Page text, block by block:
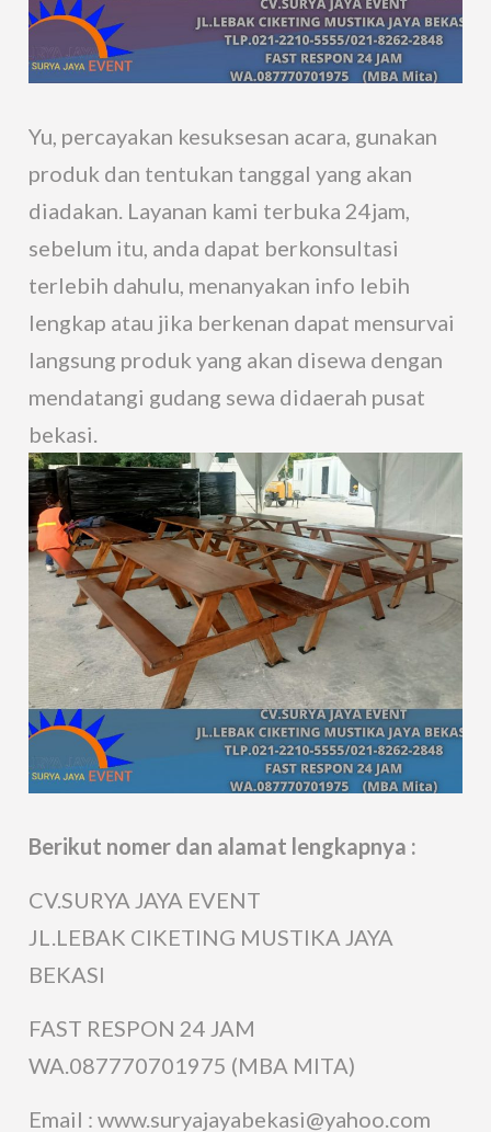
Yu, percayakan kesuksesan acara, gunakan
produk dan tentukan tanggal yang akan
diadakan. Layanan kami terbuka 24jam,
sebelum itu, anda dapat berkonsultasi
terlebih dahulu, menanyakan info lebih
lengkap atau jika berkenan dapat mensurvai
langsung produk yang akan disewa dengan
mendatangi gudang sewa didaerah pusat
bekasi.
Berikut nomer dan alamat lengkapnya :
CV.SURYA JAYA EVENT
JL.LEBAK CIKETING MUSTIKA JAYA
BEKASI
FAST RESPON 24 JAM
WA.087770701975 (MBA MITA)
Email : www.suryajayabekasi@yahoo.com